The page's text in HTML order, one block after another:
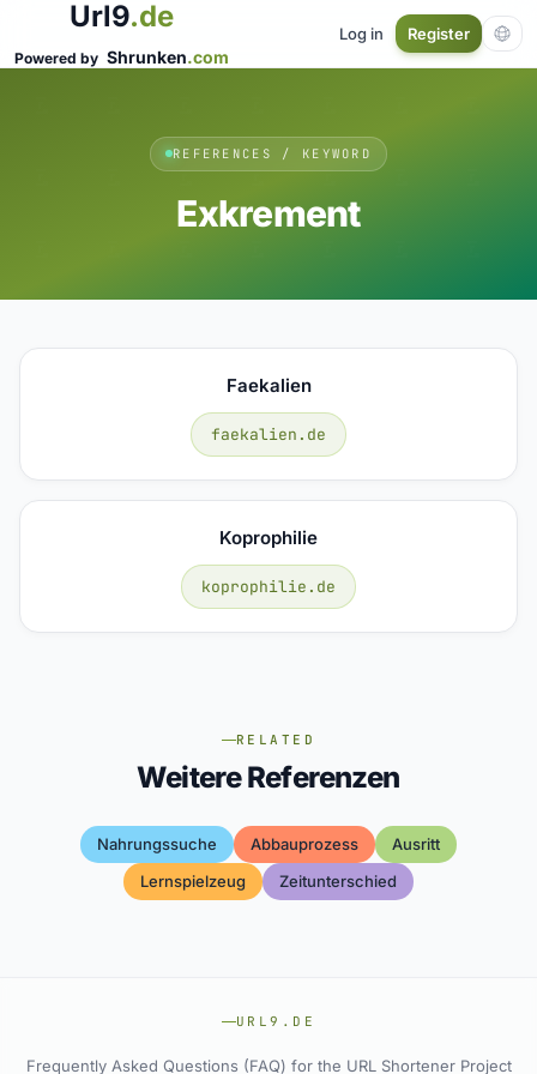
Url9.de
Powered by Shrunken.com
Log in Register
REFERENCES / KEYWORD
Exkrement
Faekalien
faekalien.de
Koprophilie
koprophilie.de
RELATED
Weitere Referenzen
Nahrungssuche Abbauprozess
Ausritt
Lernspielzeug
Zeitunterschied
URL9.DE
Frequently Asked Questions (FAQ) for the URL Shortener Project